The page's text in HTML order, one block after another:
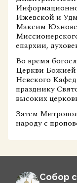
Ижевской и
Максим
епархии,
Во время
Церкви Божией
Невского
празднику
высоких
Затем
народу с
Собор